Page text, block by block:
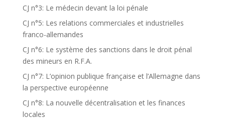
CJ n°3: Le médecin devant la loi pénale
CJ n°5: Les relations commerciales et industrielles
franco-allemandes
CJ n°6: Le système des sanctions dans le droit pénal
des mineurs en R.F.A.
CJ n°7: L’opinion publique française et l’Allemagne dans
la perspective européenne
CJ n°8: La nouvelle décentralisation et les finances
locales